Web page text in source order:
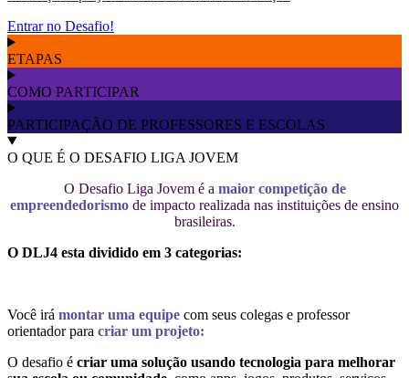
Entrar no Desafio!
ETAPAS
COMO PARTICIPAR
PARTICIPAÇÃO DE PROFESSORES E ESCOLAS
O QUE É O DESAFIO LIGA JOVEM
O Desafio Liga Jovem é a maior competição de
empreendedorismo de impacto realizada nas instituições de ensino
brasileiras.
O DLJ4 esta dividido em 3 categorias:
Você irá montar uma equipe com seus colegas e professor
orientador para criar um projeto:
O desafio é criar uma solução usando tecnologia para melhorar